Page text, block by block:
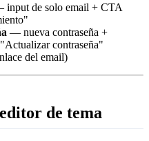
de solo email + CTA
— nueva contraseña +
contraseña"
del email)
de tema